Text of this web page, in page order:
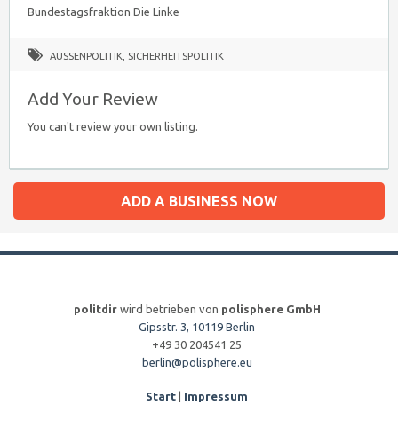
Bundestagsfraktion Die Linke
AUSSENPOLITIK SICHERHEITSPOLITIK
Add Your Review
You can't review your own listing.
ADD A BUSINESS NOW
politdirwird betrieben von polisphere GmbH
Gipsstr. 3, 10119 Berlin
+49 30 204541 25
berlin@polisphere.eu
Start Impressum